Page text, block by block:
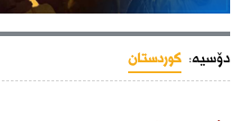
دۆسیە:کوردستان